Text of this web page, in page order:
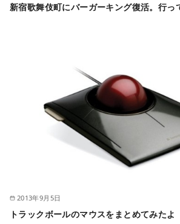
新宿歌舞伎町にバーガーキング復活。行っ
2013年9月5日
トラックボールのマウスをまとめてみたよ